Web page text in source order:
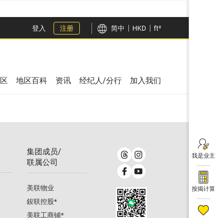
登入 注册 简中 HKD ft²
我是业主
按揭计算
地区百科 资讯 经纪人/分行 加入我们
集团成员/
联属公司
美联物业
鋑联控股*
美联工商铺*